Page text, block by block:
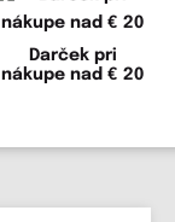
Darček pri
nákupe nad € 20